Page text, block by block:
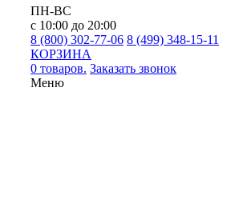
ПН-ВС
с 10:00 до 20:00
8 (800) 302-77-06 8 (499) 348-15-11
КОРЗИНА
0 товаров. Заказать звонок
Меню